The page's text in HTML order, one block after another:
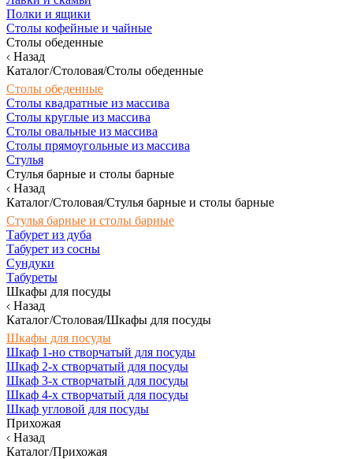
Полки и ящики
Столы кофейные и чайные
Столы обеденные
Назад
Каталог/Столовая/Столы обеденные
Столы обеденные
Столы квадратные из массива
Столы круглые из массива
Столы овальные из массива
Столы прямоугольные из массива
Стулья
Стулья барные и столы барные
Назад
Каталог/Столовая/Стулья барные и столы барные
Стулья барные и столы барные
Табурет из дуба
Табурет из сосны
Сундуки
Табуреты
Шкафы для посуды
Назад
Каталог/Столовая/Шкафы для посуды
Шкафы для посуды
Шкаф 1-но створчатый для посуды
Шкаф 2-х створчатый для посуды
Шкаф 3-х створчатый для посуды
Шкаф 4-х створчатый для посуды
Шкаф угловой для посуды
Прихожая
Назад
Каталог/Прихожая